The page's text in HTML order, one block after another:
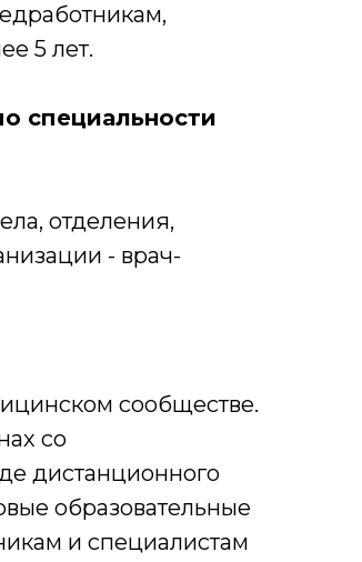
5 лет.
специальности
отделения,
- врач-
сообществе.
со
дистанционного
образовательные
и специалистам